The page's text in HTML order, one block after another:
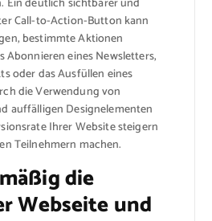
Call-to-Action-Button kann
bestimmte Aktionen
Abonnieren eines Newsletters,
oder das Ausfüllen eines
die Verwendung von
auffälligen Designelementen
Ihrer Website steigern
Teilnehmern machen.
die
Webseite und